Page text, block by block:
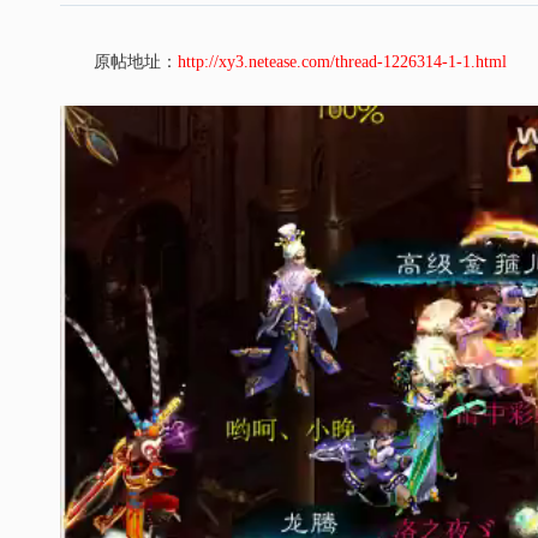
原帖地址： http://xy3.netease.com/thread-1226314-1-1.html